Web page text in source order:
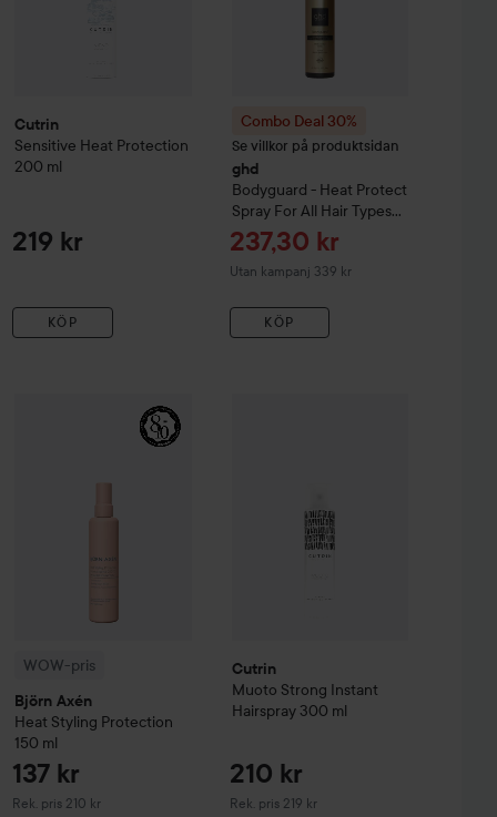
Cutrin
Sensitive Heat Protection
200 ml
219 kr
KÖP
Combo Deal 30%
Se villkor på produktsidan
ghd
Bodyguard - Heat Protect
Spray For All Hair Types
120 ml
Reapris
237,30 kr
Utan kampanj 339 kr
KÖP
103 kr
Rekommenderat pris 109 kr
WOW-pris
Björn Axén
Heat Styling Protection
150 ml
137 kr
Rek. pris 210 kr
Rekommenderat pris 210 kr
Björn AxénHeat Styling Protection
Cutrin
Muoto Strong Instant
Hairspray 300 ml
210 kr
Rek. pris 219 kr
Rekommenderat pris 219 kr